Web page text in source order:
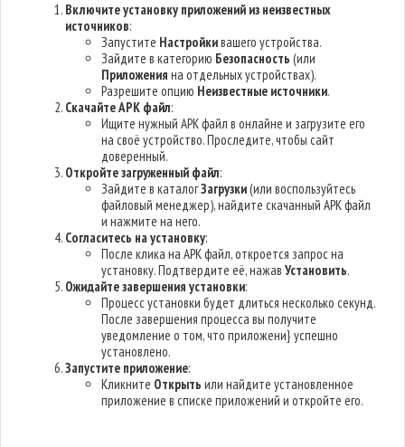
Включите установку приложений из неизвестных
источников:
Запустите Настройкивашего устройства.
Зайдите в категорию Безопасность (или
Приложения на отдельных устройствах).
Разрешите опцию Неизвестные источники.
Скачайте APK файл:
Ищите нужный APK файл в онлайне и загрузите его
на своё устройство. Проследите, чтобы сайт
доверенный.
Откройте загруженный файл:
Зайдите в каталогЗагрузки(или воспользуйтесь
файловый менеджер), найдите скачанный APK файл
и нажмите на него.
Согласитесь на установку:
После клика на APK файл, откроется запрос на
установку. Подтвердите её, нажавУстановить.
Ожидайте завершения установки:
Процесс установки будет длиться несколько секунд.
После завершения процесса вы получите
уведомление о том, что приложени} успешно
установлено.
Запустите приложение:
Кликните Открыть или найдите установленное
приложение в списке приложений и откройте его.